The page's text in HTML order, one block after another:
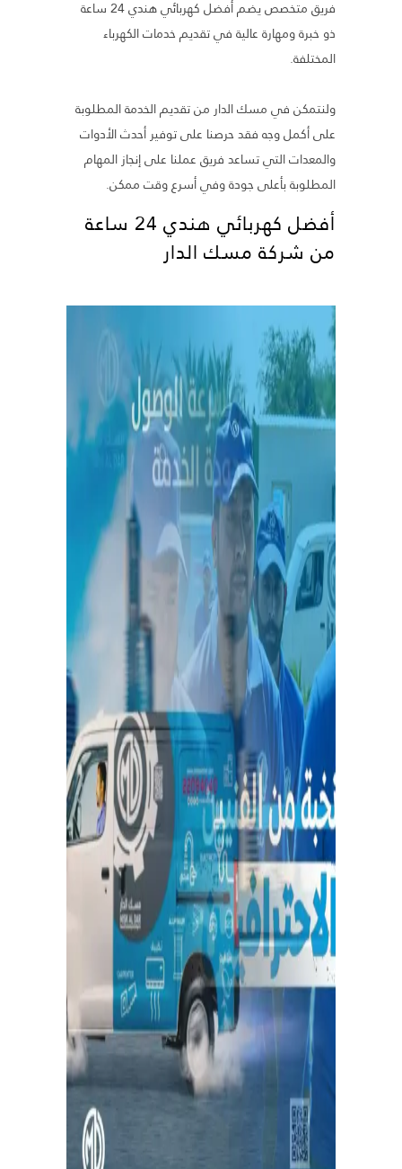
فريق متخصص يضم أفضل كهربائي هندي 24 ساعة
ذو خبرة ومهارة عالية في تقديم خدمات الكهرباء
المختلفة.
ولنتمكن في مسك الدار من تقديم الخدمة المطلوبة
على أكمل وجه فقد حرصنا على توفير أحدث الأدوات
والمعدات التي تساعد فريق عملنا على إنجاز المهام
المطلوبة بأعلى جودة وفي أسرع وقت ممكن.
أفضل كهربائي هندي 24 ساعة
من شركة مسك الدار